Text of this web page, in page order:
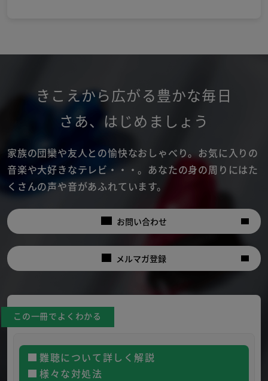
きこえから広がる豊かな毎日
さあ、 はじめましょう
家族の団欒や友人との愉快なおしゃべり。 お気に入りの
音楽や大好きなテレビ・・・。 あなたの身の周りにはた
くさんの声や音があふれています。
お問い合わせ
メルマガ登録
この一冊でよくわかる
難聴について詳しく解説
様々な対処法